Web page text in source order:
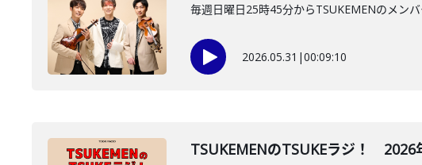
毎週日曜日25時45分からTSUKEMENのメン
2026.05.31 |00:09:10
TSUKEMENのTSUKEラジ！ 2026